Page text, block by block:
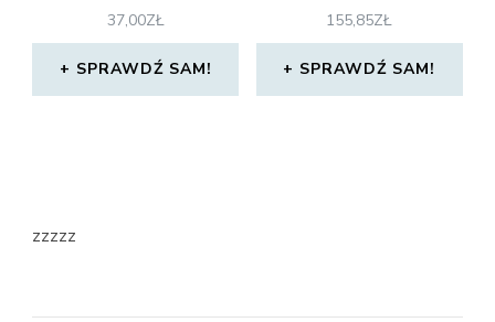
37,00ZŁ
SPRAWDŹ SAM!
155,85ZŁ
SPRAWDŹ SAM!
zzzzz